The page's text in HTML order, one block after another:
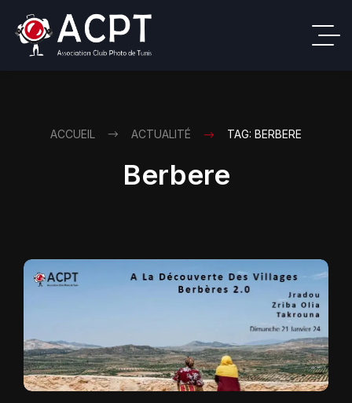
ACCUEIL ACTUALITÉ TAG: BERBERE
Berbere